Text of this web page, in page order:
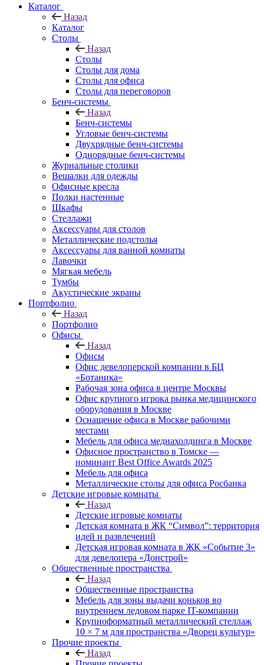
Каталог
Назад
Каталог
Столы
Назад
Столы
Столы для дома
Столы для офиса
Столы для переговоров
Бенч-системы
Назад
Бенч-системы
Угловые бенч-системы
Двухрядные бенч-системы
Однорядные бенч-системы
Журнальные столики
Вешалки для одежды
Офисные кресла
Полки настенные
Шкафы
Стеллажи
Аксессуары для столов
Металлические подстолья
Аксессуары для ванной комнаты
Лавочки
Мягкая мебель
Тумбы
Акустические экраны
Портфолио
Назад
Портфолио
Офисы
Назад
Офисы
Офис девелоперской компании в БЦ
«Ботаника»
Рабочая зона офиса в центре Москвы
Офис крупного игрока рынка медицинского
оборудования в Москве
Оснащение офиса в Москве рабочими
местами
Мебель для офиса медиахолдинга в Москве
Офисное пространство в Томске —
номинант Best Office Awards 2025
Мебель для офиса
Металлические столы для офиса Росбанка
Детские игровые комнаты
Назад
Детские игровые комнаты
Детская комната в ЖК “Символ”: территория
идей и развлечений
Детская игровая комната в ЖК «Событие 3»
для девелопера «Донстрой»
Общественные пространства
Назад
Общественные пространства
Мебель для зоны выдачи коньков во
внутреннем ледовом парке IT-компании
Крупноформатный металлический стеллаж
10 × 7 м для пространства «Дворец культур»
Прочие проекты
Назад